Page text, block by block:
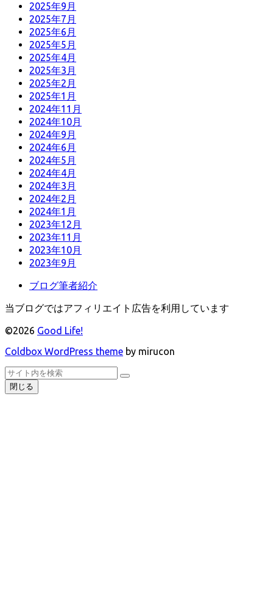
2025年9月
2025年7月
2025年6月
2025年5月
2025年4月
2025年3月
2025年2月
2025年1月
2024年11月
2024年10月
2024年9月
2024年6月
2024年5月
2024年4月
2024年3月
2024年2月
2024年1月
2023年12月
2023年11月
2023年10月
2023年9月
ブログ筆者紹介
当ブログではアフィリエイト広告を利用しています
©2026 Good Life!
Coldbox WordPress theme by mirucon
ト
ッ
プ
検
索
検
閉じる